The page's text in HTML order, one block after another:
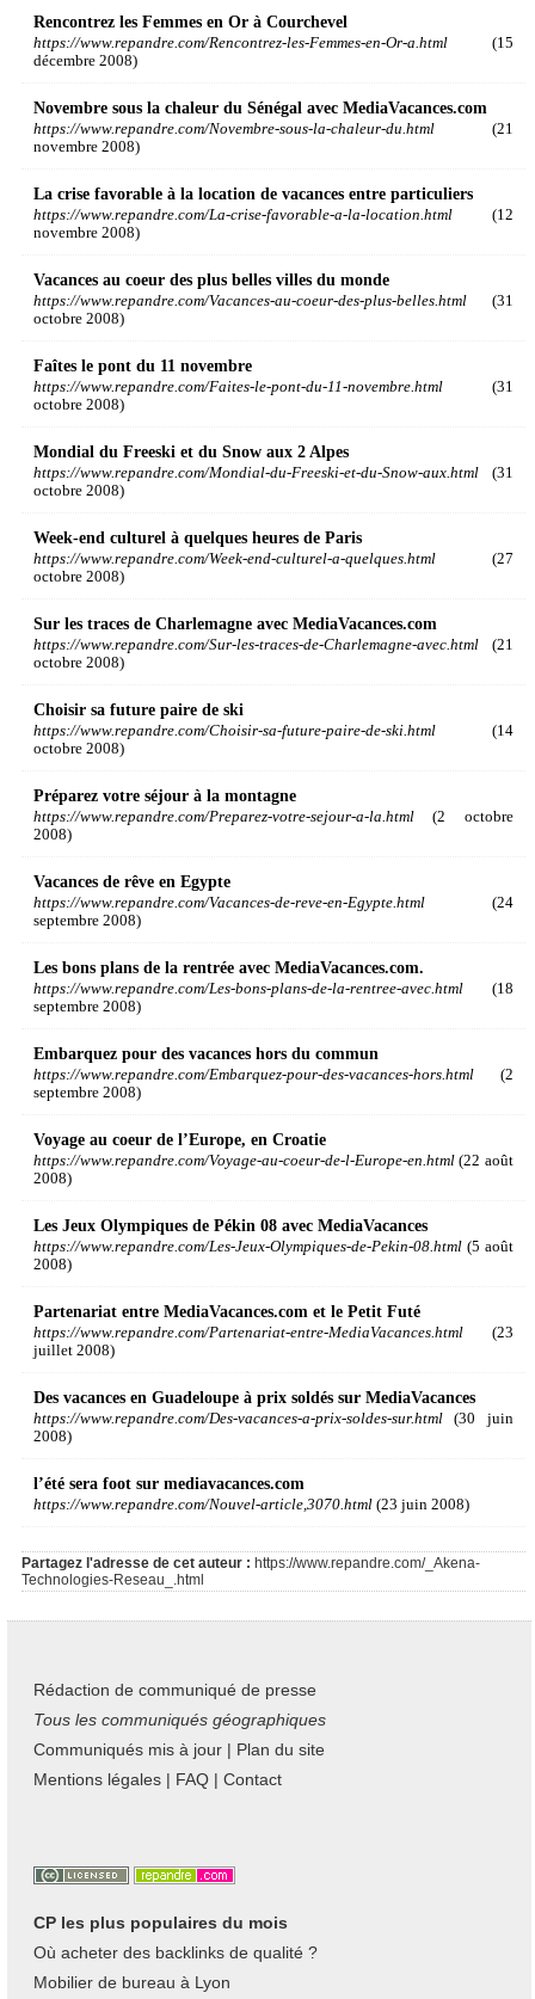
Rencontrez les Femmes en Or à Courchevel
https://www.repandre.com/Rencontrez-les-Femmes-en-Or-a.html (15
décembre 2008)
Novembre sous la chaleur du Sénégal avec MediaVacances.com
https://www.repandre.com/Novembre-sous-la-chaleur-du.html (21
novembre 2008)
La crise favorable à la location de vacances entre particuliers
https://www.repandre.com/La-crise-favorable-a-la-location.html (12
novembre 2008)
Vacances au coeur des plus belles villes du monde
https://www.repandre.com/Vacances-au-coeur-des-plus-belles.html (31
octobre 2008)
Faîtes le pont du 11 novembre
https://www.repandre.com/Faites-le-pont-du-11-novembre.html (31
octobre 2008)
Mondial du Freeski et du Snow aux 2 Alpes
https://www.repandre.com/Mondial-du-Freeski-et-du-Snow-aux.html (31
octobre 2008)
Week-end culturel à quelques heures de Paris
https://www.repandre.com/Week-end-culturel-a-quelques.html (27
octobre 2008)
Sur les traces de Charlemagne avec MediaVacances.com
https://www.repandre.com/Sur-les-traces-de-Charlemagne-avec.html (21
octobre 2008)
Choisir sa future paire de ski
https://www.repandre.com/Choisir-sa-future-paire-de-ski.html (14
octobre 2008)
Préparez votre séjour à la montagne
https://www.repandre.com/Preparez-votre-sejour-a-la.html (2 octobre
2008)
Vacances de rêve en Egypte
https://www.repandre.com/Vacances-de-reve-en-Egypte.html (24
septembre 2008)
Les bons plans de la rentrée avec MediaVacances.com.
https://www.repandre.com/Les-bons-plans-de-la-rentree-avec.html (18
septembre 2008)
Embarquez pour des vacances hors du commun
https://www.repandre.com/Embarquez-pour-des-vacances-hors.html (2
septembre 2008)
Voyage au coeur de l’Europe, en Croatie
https://www.repandre.com/Voyage-au-coeur-de-l-Europe-en.html (22 août
2008)
Les Jeux Olympiques de Pékin 08 avec MediaVacances
https://www.repandre.com/Les-Jeux-Olympiques-de-Pekin-08.html (5 août
2008)
Partenariat entre MediaVacances.com et le Petit Futé
https://www.repandre.com/Partenariat-entre-MediaVacances.html (23
juillet 2008)
Des vacances en Guadeloupe à prix soldés sur MediaVacances
https://www.repandre.com/Des-vacances-a-prix-soldes-sur.html (30 juin
2008)
l’été sera foot sur mediavacances.com
https://www.repandre.com/Nouvel-article,3070.html (23 juin 2008)
Partagez l'adresse de cet auteur : https://www.repandre.com/_Akena-
Technologies-Reseau_.html
Rédaction de communiqué de presse
Tous les communiqués géographiques
Communiqués mis à jour | Plan du site
Mentions légales | FAQ | Contact
CP les plus populaires du mois
Où acheter des backlinks de qualité ?
Mobilier de bureau à Lyon